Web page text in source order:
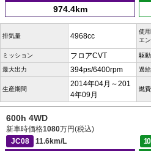
974.4km
排気量 4968cc
使
エ
ミッション フロアCVT 駆
最大出力 394ps/6400rpm 過
生産期間
2014年04月～201
4年09月
燃
600h 4WD
新車時価格1080万円(税込)
JC08
11.6km/L